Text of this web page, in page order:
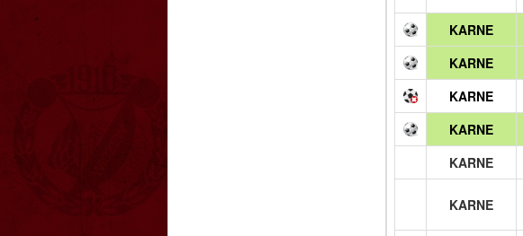
KARNE
KARNE
KARNE
KARNE
KARNE
KARNE